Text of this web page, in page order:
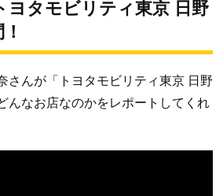
ヨタモビリティ東京 日野
さんが「トヨタモビリティ東京 日野
んなお店なのかをレポートしてくれ